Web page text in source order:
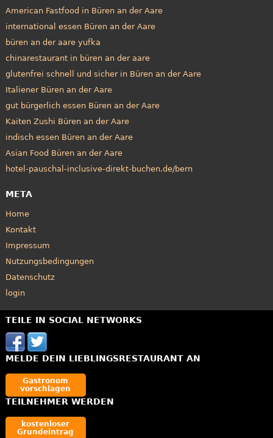
American Fastfood in Büren an der Aare
international essen Büren an der Aare
büren an der aare yufka
chinarestaurant in büren an der aare
glutenfrei schnell und sicher in Büren an der Aare
Italiener Büren an der Aare
gut bürgerlich essen Büren an der Aare
Kaiten Zushi Büren an der Aare
indisch essen Büren an der Aare
Asian Food Büren an der Aare
hotel-pauschal-inclusive-direkt-buchen.de/bern
META
Home
Kontakt
Impressum
Nutzungsbedingungen
Datenschutz
login
TEILE IN SOCIAL NETWORKS
MELDE DEIN LIEBLINGSRESTAURANT AN
Gastronom
vorschlagen
TEILNEHMER WERDEN
kostenloser
Grundeintrag